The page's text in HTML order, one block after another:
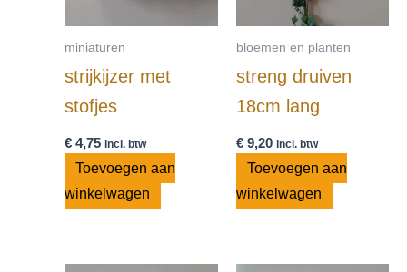
miniaturen
strijkijzer met
stofjes
€ 4,75 incl. btw
Toevoegen aan
winkelwagen
bloemen en planten
streng druiven
18cm lang
€9,20 incl. btw
Toevoegen aan
winkelwagen